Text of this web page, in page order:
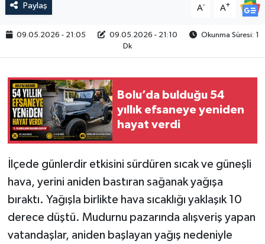
Paylaş A- A+
09.05.2026 - 21:05 09.05.2026 - 21:10
Okunma Süresi: 1
Dk
Bolu’da bulduğu 54
yıllık efsaneye yeniden
hayat verdi
İlçede günlerdir etkisini sürdüren sıcak ve güneşli
hava, yerini aniden bastıran sağanak yağışa
bıraktı. Yağışla birlikte hava sıcaklığı yaklaşık 10
derece düştü. Mudurnu pazarında alışveriş yapan
vatandaşlar, aniden başlayan yağış nedeniyle